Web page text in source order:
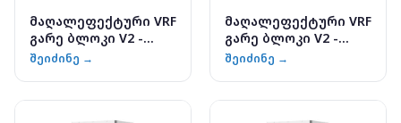
მაღალეფექტური VRF
გარე ბლოკი V2 -
YV2VXH018HAS5D-X
შეიძინე →
მაღალეფექტური VRF
გარე ბლოკი V2 -
YV2VXH024HAS5D-X
შეიძინე →